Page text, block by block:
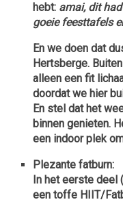
hebt: amai, dit
goeie feesttafels
En we doen dat
Hertsberge.
alleen een fit
doordat we hier
En stel dat het
binnen genieten.
een indoor plek
Plezante fatburn:
In het eerste deel
een toffe HIIT/